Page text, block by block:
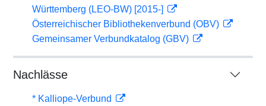
Württemberg (LEO-BW) [2015-]
Österreichischer Bibliothekenverbund (OBV)
Gemeinsamer Verbundkatalog (GBV)
Nachlässe
* Kalliope-Verbund